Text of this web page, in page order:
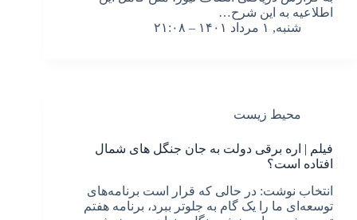
اطلاعیه به این شرح…
شنبه, ۱ مرداد ۱۴۰۱ – ۲۱:۰۸
محیط زیست
فیلم | اره برقی دولت به جان جنگل های شمال
افتاده است؟
انتخاب نوشت: در حالی که قرار است برنامه‌های
توسعه‌ای ما را یک گام به جلوتر ببرد، برنامه هفتم